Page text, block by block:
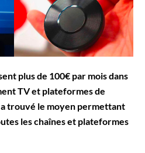
plus de 100€ par mois dans
TV et plateformes de
trouvé le moyen permettant
les chaînes et plateformes